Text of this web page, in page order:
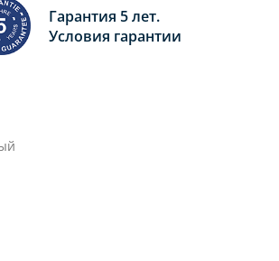
Гарантия 5 лет.
Условия гарантии